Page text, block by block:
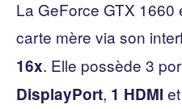
La GeForce GTX 1660
carte mère via son
16x. Elle possède 3
DisplayPort, 1 HDMI et